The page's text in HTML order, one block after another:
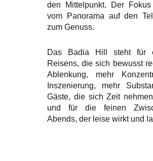
den Mittelpunkt. Der
vom Panorama auf den
zum Genuss.
Das Badia Hill steht für
Reisens, die sich bewusst
Ablenkung, mehr
Inszenierung, mehr
Gäste, die sich Zeit
und für die feinen
Abends, der leise wirkt und